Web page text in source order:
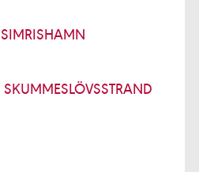
SIMRISHAMN
SKUMMESLÖVSSTRAND